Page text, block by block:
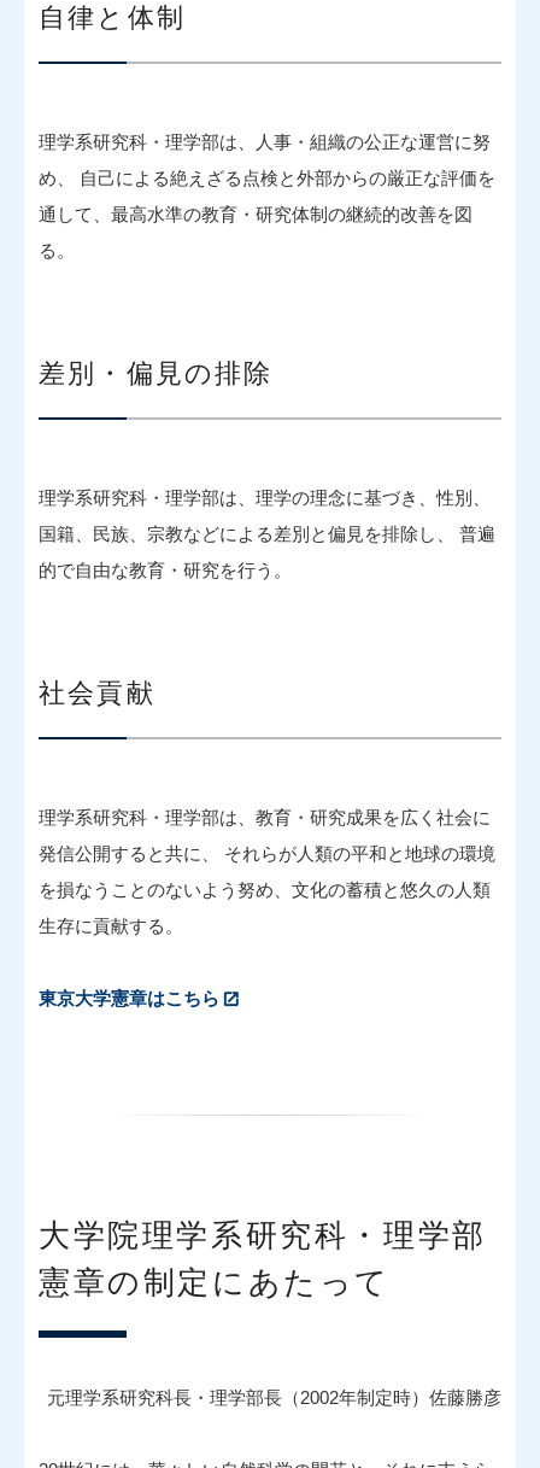
自律と体制
理学系研究科・理学部は、人事・組織の公正な運営に努
め、 自己による絶えざる点検と外部からの厳正な評価を
通して、最高水準の教育・研究体制の継続的改善を図
る。
差別・偏見の排除
理学系研究科・理学部は、理学の理念に基づき、性別、
国籍、民族、宗教などによる差別と偏見を排除し、 普遍
的で自由な教育・研究を行う。
社会貢献
理学系研究科・理学部は、教育・研究成果を広く社会に
発信公開すると共に、 それらが人類の平和と地球の環境
を損なうことのないよう努め、文化の蓄積と悠久の人類
生存に貢献する。
東京大学憲章はこちら
大学院理学系研究科・理学部
憲章の制定にあたって
元理学系研究科長・理学部長（2002年制定時）佐藤勝彦